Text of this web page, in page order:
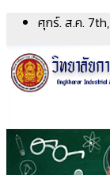
Skip
content
ศุกร์. ส.ค.